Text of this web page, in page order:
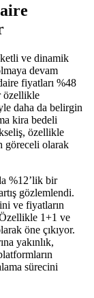
ve dinamik
devam
fiyatları %48
özellikle
daha da belirgin
kira bedeli
özellikle
göreceli olarak
%12’lik bir
gözlemlendi.
ve fiyatların
1+1 ve
öne çıkıyor.
yakınlık,
sürecini